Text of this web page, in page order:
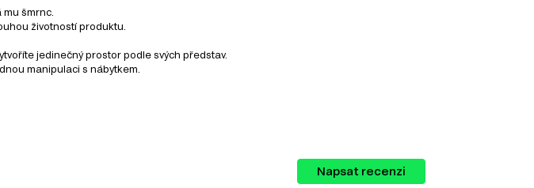
šmrnc.
životností produktu.
jedinečný prostor podle svých představ.
manipulaci s nábytkem.
Napsat recenzi